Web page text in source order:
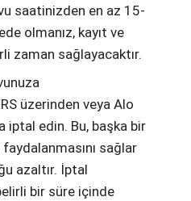
saatinizden en az 15-
olmanız, kayıt ve
zaman sağlayacaktır.
üzerinden veya Alo
iptal edin. Bu, başka bir
sağlar
azaltır. İptal
bir süre içinde